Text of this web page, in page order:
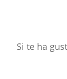
Si te ha